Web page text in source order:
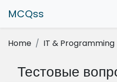
MCQss
Home IT & Programming
Тестовые